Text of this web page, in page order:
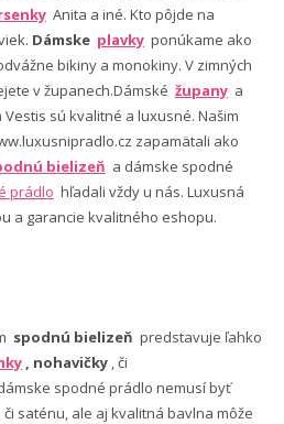
Anita a iné. Kto pôjde na
Dámske plavky ponúkame ako
bikiny a monokiny. V zimných
v županech.Dámské župany a
sú kvalitné a luxusné. Našim
zapamätali ako
bielizeň a dámske spodné
prádlo hľadali vždy u nás. Luxusná
a garancie kvalitného eshopu.
spodnú bielizeň predstavuje ľahko
, nohavičky , či
spodné prádlo nemusí byť
saténu, ale aj kvalitná bavlna môže